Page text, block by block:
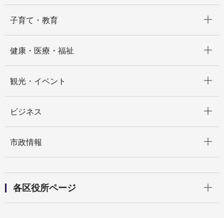
子育て・教育
健康・医療・福祉
観光・イベント
ビジネス
市政情報
各区役所ページ